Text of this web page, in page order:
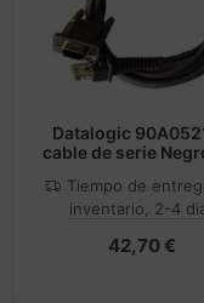
Datalogic
cable de serie
Tiempo de
inventario, 2-4
42,70 €